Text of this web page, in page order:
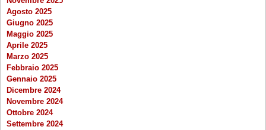
Agosto 2025
Giugno 2025
Maggio 2025
Aprile 2025
Marzo 2025
Febbraio 2025
Gennaio 2025
Dicembre 2024
Novembre 2024
Ottobre 2024
Settembre 2024